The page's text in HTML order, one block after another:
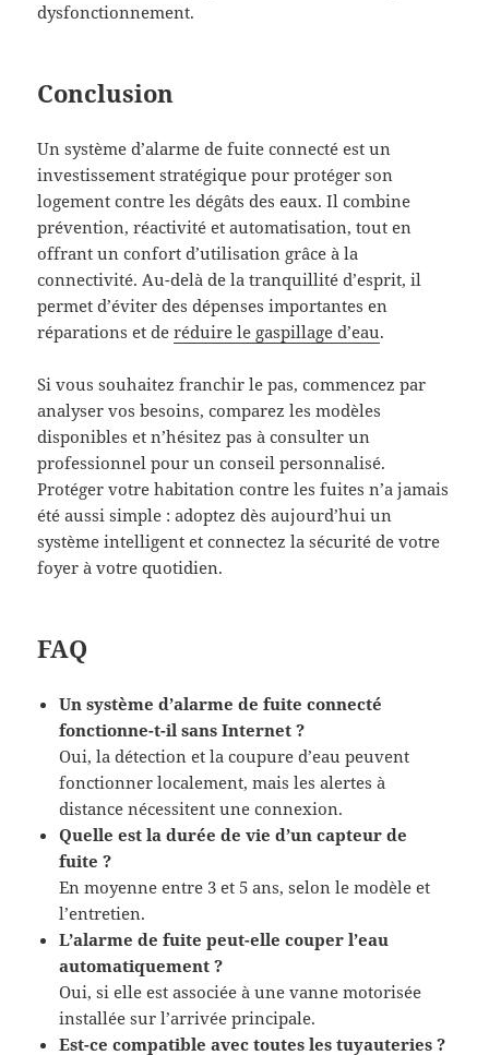
dysfonctionnement.
Conclusion
Un système d’alarme de fuite connecté est un
investissement stratégique pour protéger son
logement contre les dégâts des eaux. Il combine
prévention, réactivité et automatisation, tout en
offrant un confort d’utilisation grâce à la
connectivité. Au-delà de la tranquillité d’esprit, il
permet d’éviter des dépenses importantes en
réparations et deréduire le gaspillage d’eau.
Si vous souhaitez franchir le pas, commencez par
analyser vos besoins, comparez les modèles
disponibles et n’hésitez pas à consulter un
professionnel pour un conseil personnalisé.
Protéger votre habitation contre les fuites n’a jamais
été aussi simple : adoptez dès aujourd’hui un
système intelligent et connectez la sécurité de votre
foyer à votre quotidien.
FAQ
Un système d’alarme de fuite connecté
fonctionne-t-il sans Internet ?
Oui, la détection et la coupure d’eau peuvent
fonctionner localement, mais les alertes à
distance nécessitent une connexion.
Quelle est la durée de vie d’un capteur de
fuite ?
En moyenne entre 3 et 5 ans, selon le modèle et
l’entretien.
L’alarme de fuite peut-elle couper l’eau
automatiquement ?
Oui, si elle est associée à une vanne motorisée
installée sur l’arrivée principale.
Est-ce compatible avec toutes les tuyauteries ?